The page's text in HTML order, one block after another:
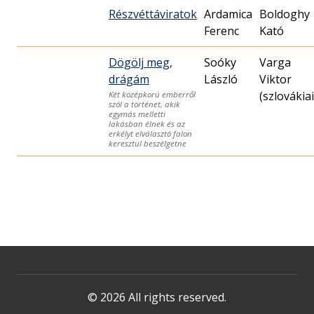
Részvéttáviratok Ardamica
Ferenc
Boldoghy
Kató
Dögölj meg,
drágám
Két középkorú emberről
szól a történet, akik
egymás melletti
lakásban élnek és az
erkélyt elválasztó falon
keresztül beszélgetne
Soóky
László
Varga
Viktor
© 2026 All rights reserved.